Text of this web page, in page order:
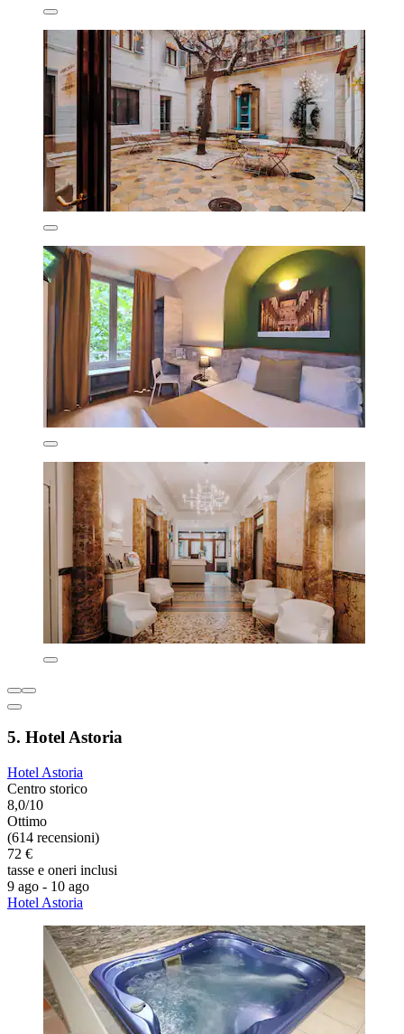
5. Hotel Astoria
Hotel Astoria
Centro storico
8,0/10
Ottimo
(614 recensioni)
72 €
tasse e oneri inclusi
9 ago - 10 ago
Hotel Astoria